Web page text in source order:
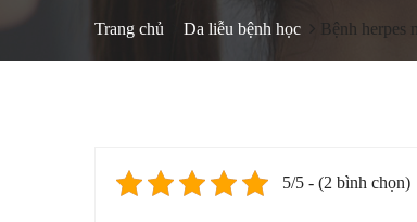
Trang chủ Da liễu bệnh học Bệnh
5/5 - (2 bình chọn)